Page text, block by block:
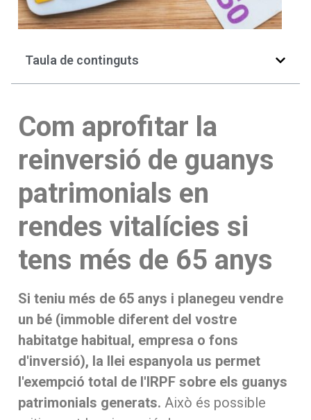
Taula de continguts
Com aprofitar la
reinversió de guanys
patrimonials en
rendes vitalícies si
tens més de 65 anys
Si teniu més de 65 anys i planegeu vendre
un bé (immoble diferent del vostre
habitatge habitual, empresa o fons
d'inversió), la llei espanyola us permet
l'exempció total de l'IRPF sobre els guanys
patrimonials generats. Això és possible